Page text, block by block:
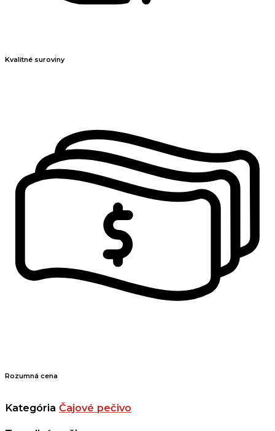
Kvalitné suroviny
Rozumná cena
Kategória Čajové pečivo